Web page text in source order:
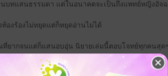
บทแสนธรรมดา แต่ในอนาคตจะเป็นถึงแพทย์หญิงอัจ
องร้องไม่หยุดแต่ก็หยุดอ่านไม่ได้
ยากจนแต่ก็แสนอบอุ่น นิยายเล่มนี้ตอบโจทย์ทุกคนสุดๆ